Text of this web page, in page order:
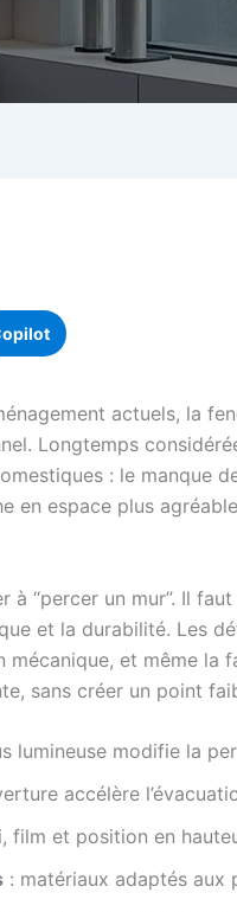
actuels, la
Longtemps
: le manque
en espace plus
à “percer un mur”. Il
et la durabilité. Les
et même la
sans créer un point
lumineuse modifie la
accélère
film et position en
: matériaux adaptés aux